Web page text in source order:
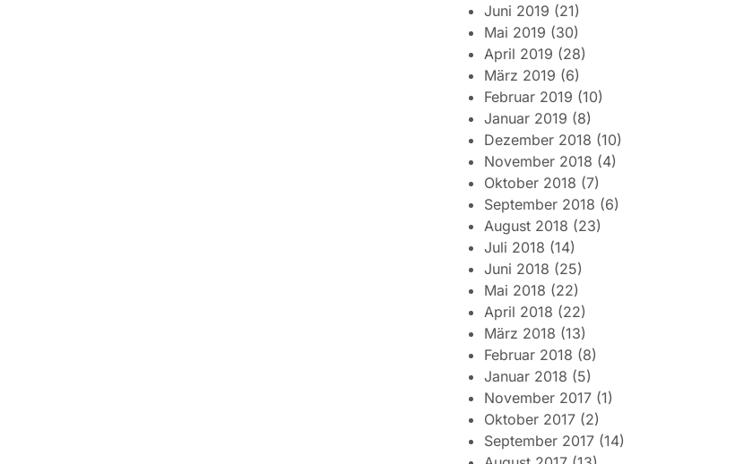
Juni 2019 (21)
Mai 2019 (30)
April 2019 (28)
März 2019 (6)
Februar 2019 (10)
Januar 2019 (8)
Dezember 2018 (10)
November 2018 (4)
Oktober 2018 (7)
September 2018 (6)
August 2018 (23)
Juli 2018 (14)
Juni 2018 (25)
Mai 2018 (22)
April 2018 (22)
März 2018 (13)
Februar 2018 (8)
Januar 2018 (5)
November 2017 (1)
Oktober 2017 (2)
September 2017 (14)